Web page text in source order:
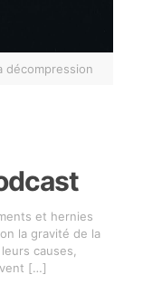
décompression
et hernies
la gravité de la
causes,
[…]